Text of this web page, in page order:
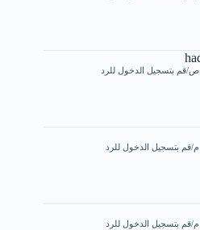
قم بتسجيل الدخول للرد
قم بتسجيل الدخول للرد
قم بتسجيل الدخول للرد